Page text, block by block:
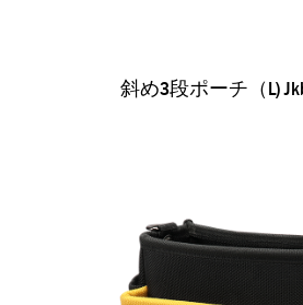
斜め3段ポーチ（l)